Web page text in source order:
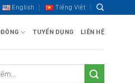
English Tiếng Việt
TUYỂN DỤNG LIÊN HỆ